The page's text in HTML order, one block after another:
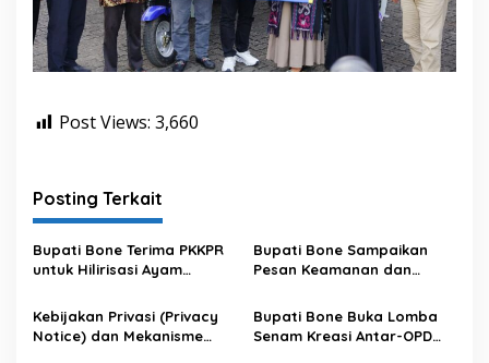
Post Views: 3,660
Posting Terkait
Bupati Bone Terima PKKPR
untuk Hilirisasi Ayam
Bupati Bone Sampaikan
Pesan Keamanan dan
Kebijakan Privasi (Privacy
Notice) dan Mekanisme
Bupati Bone Buka Lomba
Senam Kreasi Antar-OPD